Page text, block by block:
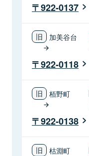
922-0137
加美谷台
922-0118
栢野町
922-0138
枯淵町